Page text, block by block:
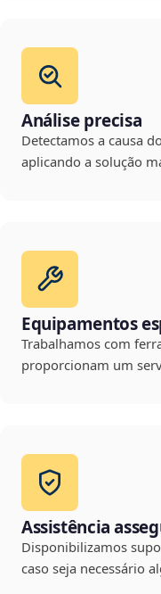
Análise precisa
Detectamos a causa
aplicando a solução
Equipamentos
Trabalhamos com
proporcionam um
Assistência
Disponibilizamos
caso seja necessário